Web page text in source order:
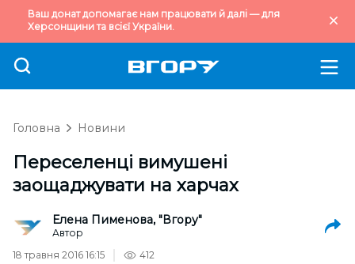
Ваш донат допомагає нам працювати й далі — для
Херсонщини та всієї України.
Головна Новини
Переселенці вимушені
заощаджувати на харчах
Елена Пименова, "Вгору"
Автор
18 травня 2016 16:15
412